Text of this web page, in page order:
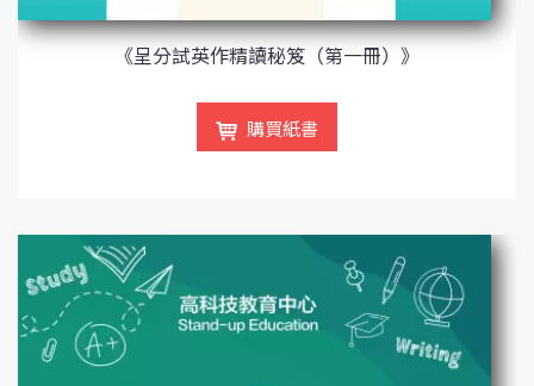
《呈分試英作精讀秘笈（第一冊）》
購買紙書